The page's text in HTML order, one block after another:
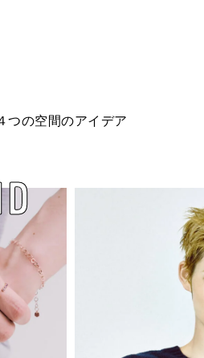
つの空間のアイデア